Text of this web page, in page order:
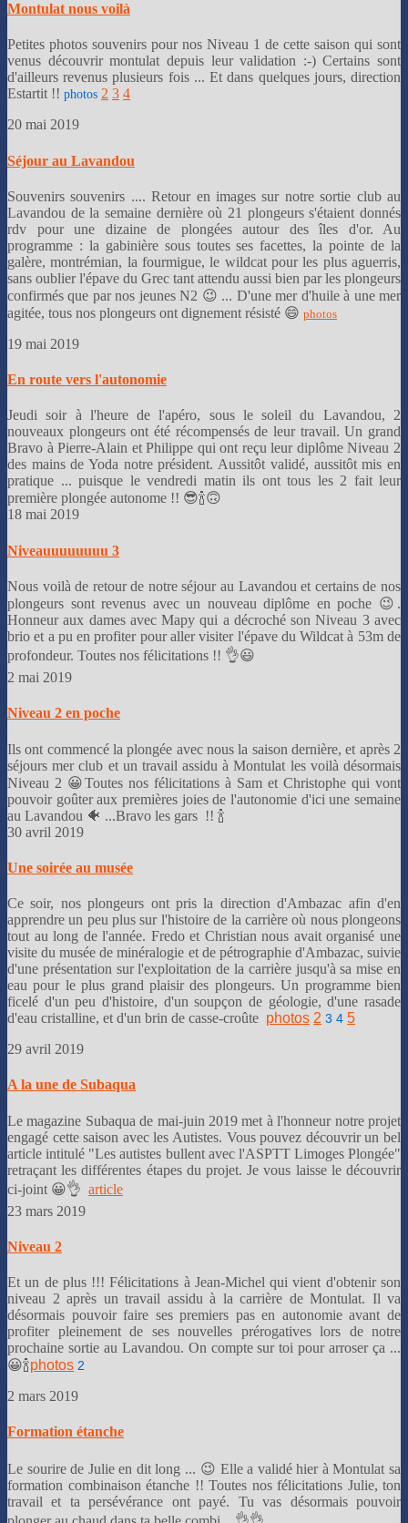
Montulat nous voilà
Petites photos souvenirs pour nos Niveau 1 de cette saison qui sont
venus découvrir montulat depuis leur validation :-) Certains sont
d'ailleurs revenus plusieurs fois ... Et dans quelques jours, direction
Estartit !! photos 2 3 4
20 mai 2019
Séjour au Lavandou
Souvenirs souvenirs .... Retour en images sur notre sortie club au
Lavandou de la semaine dernière où 21 plongeurs s'étaient donnés
rdv pour une dizaine de plongées autour des îles d'or. Au
programme : la gabinière sous toutes ses facettes, la pointe de la
galère, montrémian, la fourmigue, le wildcat pour les plus aguerris,
sans oublier l'épave du Grec tant attendu aussi bien par les plongeurs
confirmés que par nos jeunes N2 😉 ... D'une mer d'huile à une mer
agitée, tous nos plongeurs ont dignement résisté 😄 photos
19 mai 2019
En route vers l'autonomie
Jeudi soir à l'heure de l'apéro, sous le soleil du Lavandou, 2
nouveaux plongeurs ont été récompensés de leur travail. Un grand
Bravo à Pierre-Alain et Philippe qui ont reçu leur diplôme Niveau 2
des mains de Yoda notre président. Aussitôt validé, aussitôt mis en
pratique ... puisque le vendredi matin ils ont tous les 2 fait leur
première plongée autonome !! 😎🍾🙃
18 mai 2019
Niveauuuuuuuu 3
Nous voilà de retour de notre séjour au Lavandou et certains de nos
plongeurs sont revenus avec un nouveau diplôme en poche 😉.
Honneur aux dames avec Mapy qui a décroché son Niveau 3 avec
brio et a pu en profiter pour aller visiter l'épave du Wildcat à 53m de
profondeur. Toutes nos félicitations !! 👌😃
2 mai 2019
Niveau 2 en poche
Ils ont commencé la plongée avec nous la saison dernière, et après 2
séjours mer club et un travail assidu à Montulat les voilà désormais
Niveau 2 😀Toutes nos félicitations à Sam et Christophe qui vont
pouvoir goûter aux premières joies de l'autonomie d'ici une semaine
au Lavandou 🐠 ...Bravo les gars !! 🍾
30 avril 2019
Une soirée au musée
Ce soir, nos plongeurs ont pris la direction d'Ambazac afin d'en
apprendre un peu plus sur l'histoire de la carrière où nous plongeons
tout au long de l'année. Fredo et Christian nous avait organisé une
visite du musée de minéralogie et de pétrographie d'Ambazac, suivie
d'une présentation sur l'exploitation de la carrière jusqu'à sa mise en
eau pour le plus grand plaisir des plongeurs. Un programme bien
ficelé d'un peu d'histoire, d'un soupçon de géologie, d'une rasade
d'eau cristalline, et d'un brin de casse-croûte photos 2 3 4 5
29 avril 2019
A la une de Subaqua
Le magazine Subaqua de mai-juin 2019 met à l'honneur notre projet
engagé cette saison avec les Autistes. Vous pouvez découvrir un bel
article intitulé "Les autistes bullent avec l'ASPTT Limoges Plongée"
retraçant les différentes étapes du projet. Je vous laisse le découvrir
ci-joint 😀👌 article
23 mars 2019
Niveau 2
Et un de plus !!! Félicitations à Jean-Michel qui vient d'obtenir son
niveau 2 après un travail assidu à la carrière de Montulat. Il va
désormais pouvoir faire ses premiers pas en autonomie avant de
profiter pleinement de ses nouvelles prérogatives lors de notre
prochaine sortie au Lavandou. On compte sur toi pour arroser ça ...
😀🍾photos 2
2 mars 2019
Formation étanche
Le sourire de Julie en dit long ... 😉 Elle a validé hier à Montulat sa
formation combinaison étanche !! Toutes nos félicitations Julie, ton
travail et ta persévérance ont payé. Tu vas désormais pouvoir